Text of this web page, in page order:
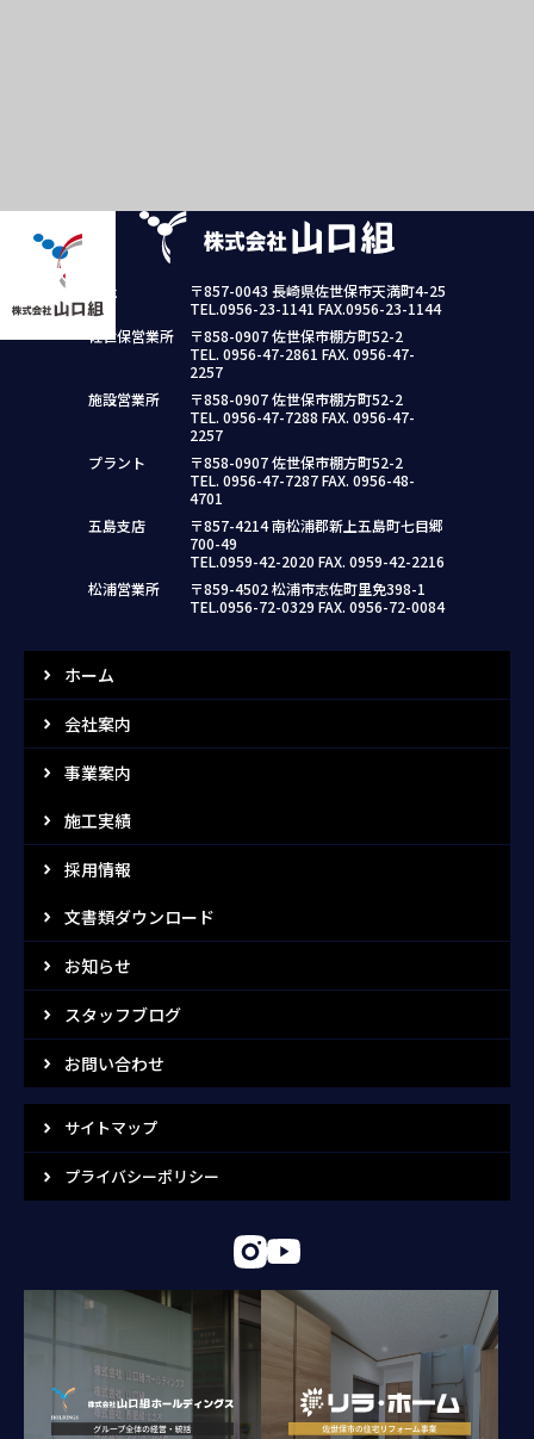
本社
〒857-0043 長崎県佐世保市天満町4-25
TEL.0956-23-1141 FAX.0956-23-1144
佐世保営業所
〒858-0907 佐世保市棚方町52-2
TEL. 0956-47-2861 FAX. 0956-47-
2257
施設営業所
〒858-0907 佐世保市棚方町52-2
TEL. 0956-47-7288 FAX. 0956-47-
2257
プラント
〒858-0907 佐世保市棚方町52-2
TEL. 0956-47-7287 FAX. 0956-48-
4701
五島支店
〒857-4214 南松浦郡新上五島町七目郷
700-49
TEL.0959-42-2020 FAX. 0959-42-2216
松浦営業所
〒859-4502 松浦市志佐町里免398-1
TEL.0956-72-0329 FAX. 0956-72-0084
ホーム
会社案内
事業案内
施工実績
採用情報
文書類ダウンロード
お知らせ
スタッフブログ
お問い合わせ
サイトマップ
プライバシーポリシー